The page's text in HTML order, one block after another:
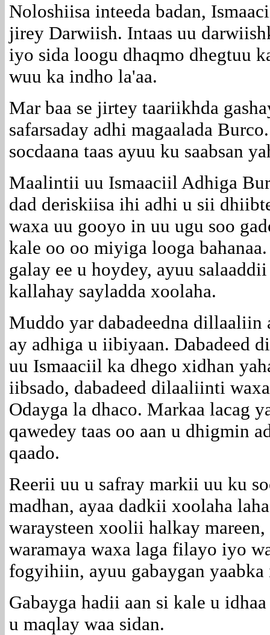
Noloshiisa inteeda badan,
jirey Darwiish. Intaas uu
iyo sida loogu dhaqmo dhegtuu
wuu ka indho la'aa.
Mar baa se jirtey taariikhda
safarsaday adhi magaalada
socdaana taas ayuu ku saabsan
Maalintii uu Ismaaciil Adhiga
dad deriskiisa ihi adhi u sii
waxa uu gooyo in uu ugu soo
kale oo oo miyiga looga
galay ee u hoydey, ayuu
kallahay sayladda xoolaha.
Muddo yar dabadeedna
ay adhiga u iibiyaan. Dabadeed
uu Ismaaciil ka dhego xidhan
iibsado, dabadeed dilaaliinti
Odayga la dhaco. Markaa lacag
qawedey taas oo aan u dhigmin
qaado.
Reerii uu u safray markii uu ku
madhan, ayaa dadkii xoolaha
waraysteen xoolii halkay
waramaya waxa laga filayo iyo
fogyihiin, ayuu gabaygan
Gabayga hadii aan si kale u
u maqlay waa sidan.